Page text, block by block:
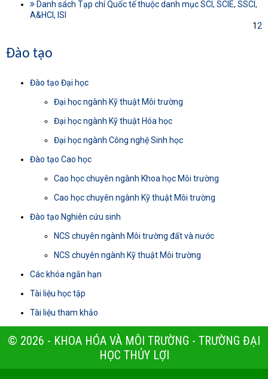
Danh sách Tạp chí Quốc tế thuộc danh mục SCI, SCIE, SSCI,
A&HCI, ISI
12
Đào tạo
Đào tạo Đại học
Đại học ngành Kỹ thuật Môi trường
Đại học ngành Kỹ thuật Hóa học
Đại học ngành Công nghệ Sinh học
Đào tạo Cao học
Cao học chuyên ngành Khoa học Môi trường
Cao học chuyên ngành Kỹ thuật Môi trường
Đào tạo Nghiên cứu sinh
NCS chuyên ngành Môi trường đất và nước
NCS chuyên ngành Kỹ thuật Môi trường
Các khóa ngắn hạn
Tài liệu học tập
Tài liệu tham khảo
© 2026 - KHOA HÓA VÀ MÔI TRƯỜNG - TRƯỜNG ĐẠI
HỌC THỦY LỢI